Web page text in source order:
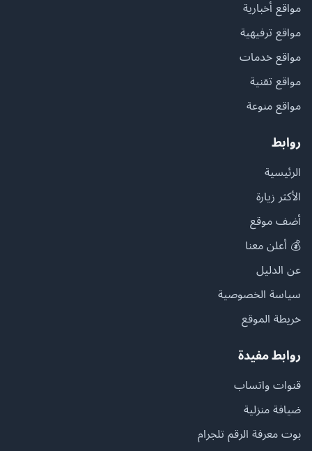
مواقع أخبارية
مواقع ترفيهية
مواقع خدمات
مواقع تقنية
مواقع منوعة
روابط
الرئيسية
الأكثر زيارة
أضف موقع
💰 أعلن معنا
عن الدليل
سياسة الخصوصية
خريطة الموقع
روابط مفيدة
قنوات واتساب
ضيافة منزلية
بوت معرفة الرقم تلجرام